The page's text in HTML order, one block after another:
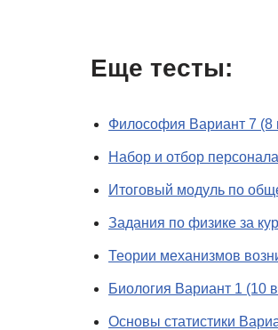
Еще тесты:
Философия Вариант 7 (8
Набор и отбор
Итоговый модуль по
Задания по физике за
Теории механизмов
Биология Вариант 1 (10
Основы статистики